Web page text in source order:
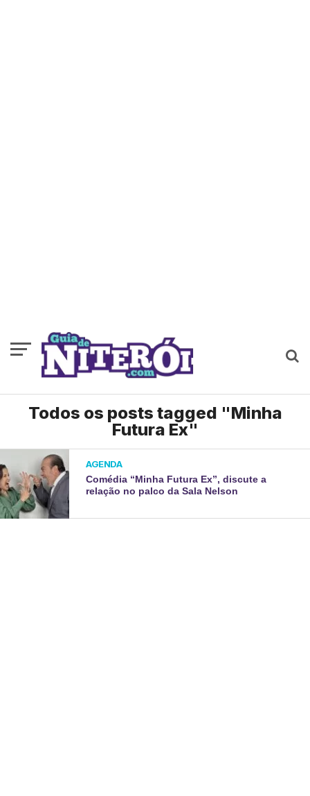
Todos os posts tagged "Minha
Futura Ex"
AGENDA
Comédia “Minha Futura Ex”, discute a
relação no palco da Sala Nelson